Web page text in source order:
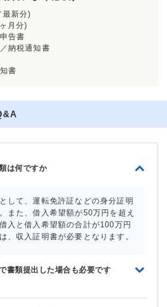
最新分)
月分)
告書
納税通知書
書
は何ですか
して、運転免許証などの身分証明
また、借入希望額が50万円を超え
入と借入希望額の合計が100万円
、収入証明書が必要となります。
書類提出した場合も必要です